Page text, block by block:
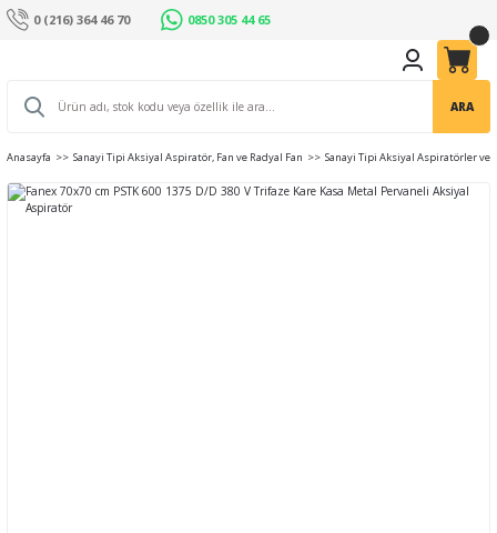
0 (216) 364 46 70 0850 305 44 65
ARA
Anasayfa Sanayi Tipi Aksiyal Aspiratör, Fan ve Radyal Fan Sanayi Tipi Aksiyal Aspiratörler ve